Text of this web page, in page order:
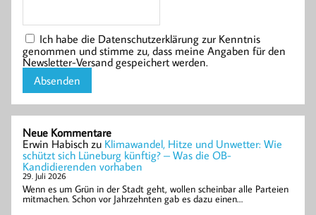
Ich habe die Datenschutzerklärung zur Kenntnis
genommen und stimme zu, dass meine Angaben für den
Newsletter-Versand gespeichert werden.
Neue Kommentare
Erwin Habisch zu Klimawandel, Hitze und Unwetter: Wie
schützt sich Lüneburg künftig? – Was die OB-
Kandidierenden vorhaben
29. Juli 2026
Wenn es um Grün in der Stadt geht, wollen scheinbar alle Parteien
mitmachen. Schon vor Jahrzehnten gab es dazu einen…